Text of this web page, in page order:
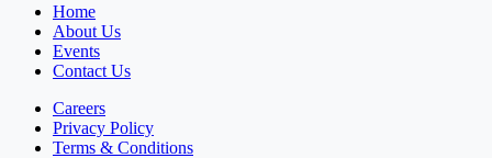
Home
About Us
Events
Contact Us
Careers
Privacy Policy
Terms & Conditions